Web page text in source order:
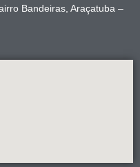
Bandeiras, Araçatuba –